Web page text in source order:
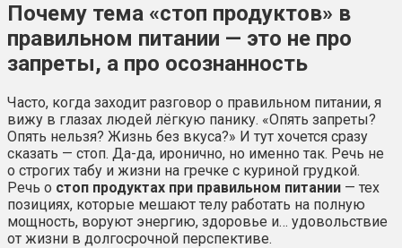
Почему тема «стоп продуктов» в
правильном питании — это не про
запреты, а про осознанность
Часто, когда заходит разговор о правильном питании, я
вижу в глазах людей лёгкую панику. «Опять запреты?
Опять нельзя? Жизнь без вкуса?» И тут хочется сразу
сказать — стоп. Да-да, иронично, но именно так. Речь не
о строгих табу и жизни на гречке с куриной грудкой.
Речь о стоп продуктах при правильном питании — тех
позициях, которые мешают телу работать на полную
мощность, воруют энергию, здоровье и… удовольствие
от жизни в долгосрочной перспективе.